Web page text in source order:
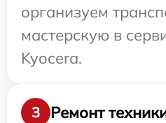
организуем
мастерскую в
Kyocera.
3
Ремонт